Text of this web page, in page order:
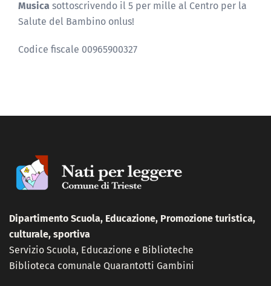
Musica sottoscrivendo il 5 per mille al Centro per la
Salute del Bambino onlus!
Codice fiscale 00965900327
Dipartimento Scuola, Educazione, Promozione turistica,
culturale, sportiva
Servizio Scuola, Educazione e Biblioteche
Biblioteca comunale Quarantotti Gambini